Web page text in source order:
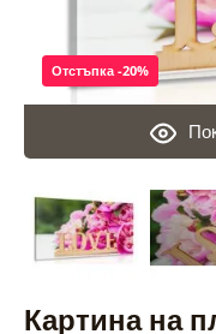
Картина на
Отстъпка -20%